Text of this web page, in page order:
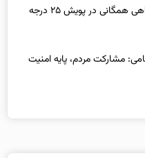
در پویش ۲۵ درجه
مشارکت مردم، پایه امنیت